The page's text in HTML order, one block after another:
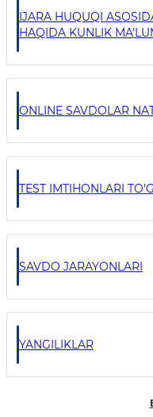
IJARA HUQUQI
HAQIDA KUNLIK
ONLINE SAVDOLAR
TEST IMTIHONLARI
SAVDO JARAYONLARI
YANGILIKLAR